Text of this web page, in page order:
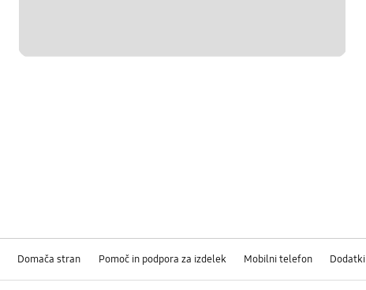
Domača stran Pomoč in podpora za izdelek Mobilni telefon Dodatki